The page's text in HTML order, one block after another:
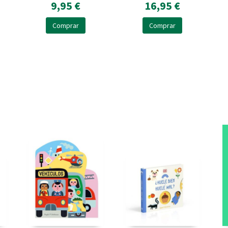
9,95 €
Comprar
16,95 €
Comprar